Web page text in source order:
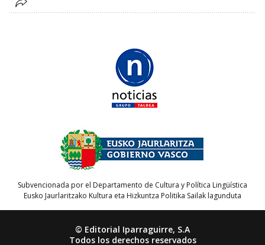
Subvencionada por el Departamento de Cultura y Política Lingüística
Eusko Jaurlaritzako Kultura eta Hizkuntza Politika Sailak lagunduta
© Editorial Iparraguirre, S.A
Todos los derechos reservados